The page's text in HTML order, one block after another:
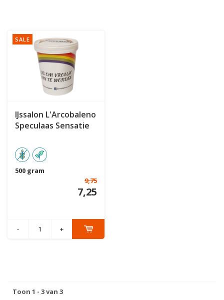
SALE
IJssalon L'Arcobaleno
Speculaas Sensatie
500 gram
9,75
7,25
- +
Toon 1 - 3 van 3